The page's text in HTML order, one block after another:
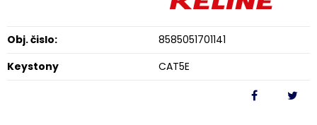
Obj. čislo:
8585051701141
Keystony
CAT5E